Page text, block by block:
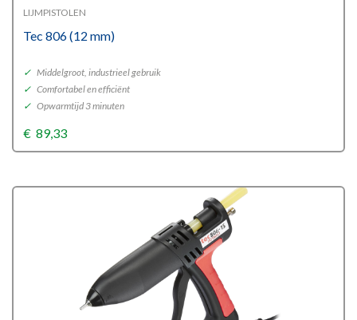
LIJMPISTOLEN
Tec 806 (12 mm)
✓ Middelgroot, industrieel gebruik
✓ Comfortabel en efficiënt
✓ Opwarmtijd 3 minuten
€ 89,33